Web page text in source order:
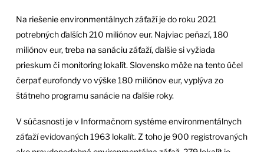
Na riešenie environmentálnych záťaží je do roku 2021
potrebných ďalších 210 miliónov eur. Najviac peňazí, 180
miliónov eur, treba na sanáciu záťaží, ďalšie si vyžiada
prieskum či monitoring lokalít. Slovensko môže na tento účel
čerpať eurofondy vo výške 180 miliónov eur, vyplýva zo
štátneho programu sanácie na ďalšie roky.
V súčasnosti je v Informačnom systéme environmentálnych
záťaží evidovaných 1963 lokalít. Z toho je 900 registrovaných